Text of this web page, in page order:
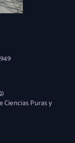
Ciencias Puras y